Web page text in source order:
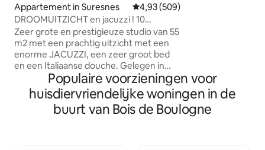
Appartement in Suresnes Gemiddelde beoordeling van
4,93 (509)
DROOMUITZICHT en jacuzzi ! 10
minuten van het centrum van PARIJS!
Zeer grote en prestigieuze studio van 55
m2 met een prachtig uitzicht met een
enorme JACUZZI, een zeer groot bed
en een Italiaanse douche. Gelegen in
een rustige en veilige omgeving op 10
minuten van de beroemde Avenue des
Champs Elysées (centrum van Parijs). Ik
bied voor € 95 een optioneel
Populaire voorzieningen voor
huisdiervriendelijke woningen in de
buurt van Bois de Boulogne